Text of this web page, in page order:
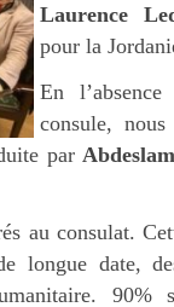
Laurence
pour la
En l’absence
consule,
par
au consulat.
longue date,